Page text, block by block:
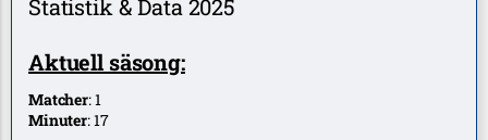
Statistik & Data 2025
Aktuell säsong:
Matcher:1
Minuter:17